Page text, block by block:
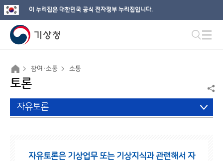
이 누리집은 대한민국 공식 전자정부 누리집입니다.
참여·소통 소통
토론
자유토론
자유토론은 기상업무 또는 기상지식과 관련해서 자